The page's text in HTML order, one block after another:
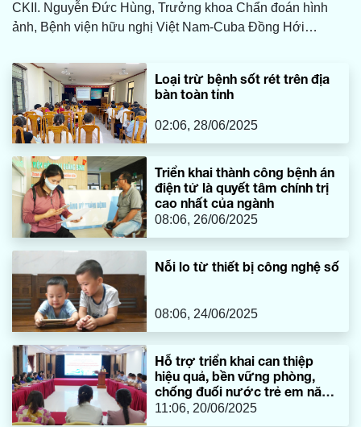
CKII. Nguyễn Đức Hùng, Trưởng khoa Chẩn đoán hình
ảnh, Bệnh viện hữu nghị Việt Nam-Cuba Đồng Hới
việc rèn luyện chuyên môn, nâng cao y đức.
Loại trừ bệnh sốt rét trên địa
bàn toàn tỉnh
02:06, 28/06/2025
Triển khai thành công bệnh án
điện tử là quyết tâm chính trị
cao nhất của ngành
08:06, 26/06/2025
Nỗi lo từ thiết bị công nghệ số
08:06, 24/06/2025
Hỗ trợ triển khai can thiệp
hiệu quả, bền vững phòng,
chống đuối nước trẻ em năm
2025
11:06, 20/06/2025